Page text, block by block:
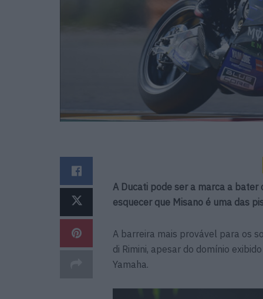
A Ducati pode ser a marca a
esquecer que Misano é uma das
A barreira mais provável para os
di Rimini, apesar do domínio
Yamaha.